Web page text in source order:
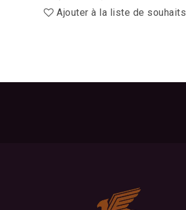
Ajouter à la liste de souhaits